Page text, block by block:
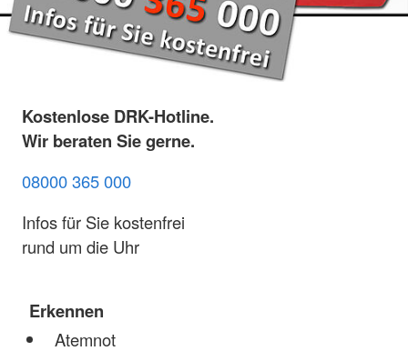
Kostenlose DRK-Hotline.
Wir beraten Sie gerne.
08000 365 000
Infos für Sie kostenfrei
rund um die Uhr
Erkennen
Atemnot